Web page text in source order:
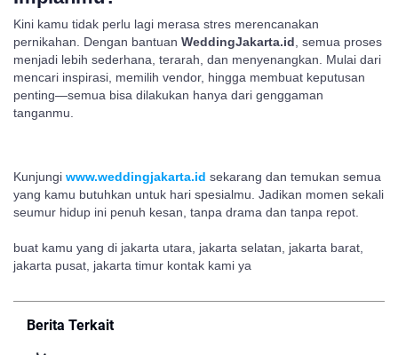
Kini kamu tidak perlu lagi merasa stres merencanakan
pernikahan. Dengan bantuan WeddingJakarta.id , semua proses
menjadi lebih sederhana, terarah, dan menyenangkan. Mulai dari
mencari inspirasi, memilih vendor, hingga membuat keputusan
penting—semua bisa dilakukan hanya dari genggaman
tanganmu.
Kunjungi www.weddingjakarta.id sekarang dan temukan semua
yang kamu butuhkan untuk hari spesialmu. Jadikan momen sekali
seumur hidup ini penuh kesan, tanpa drama dan tanpa repot.
buat kamu yang di jakarta utara, jakarta selatan, jakarta barat,
jakarta pusat, jakarta timur kontak kami ya
Berita Terkait